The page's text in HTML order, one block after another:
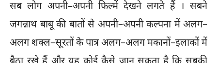
सब लोग अपनी–अपनी फिल्में देखने लगते हैं । सबने
जगन्नाथ बाबू की बातों से अपनी–अपनी कल्पना में अलग–
अलग शक्ल–सूरतों के पात्र अलग–अलग मकानों–इलाकों में